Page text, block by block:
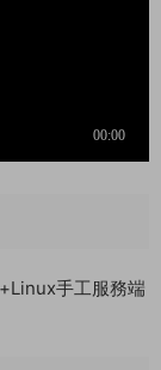
手工服務端